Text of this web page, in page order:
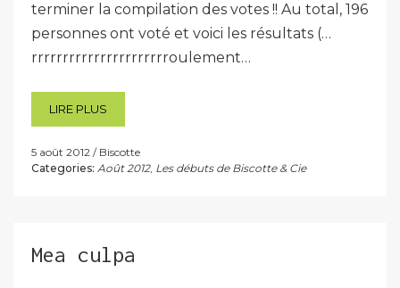
terminer la compilation des votes !! Au total, 196
personnes ont voté et voici les résultats (…
rrrrrrrrrrrrrrrrrrrrrroulement…
LIRE PLUS
5 août 2012
Biscotte
Categories: Août 2012, Les débuts de Biscotte & Cie
Mea culpa